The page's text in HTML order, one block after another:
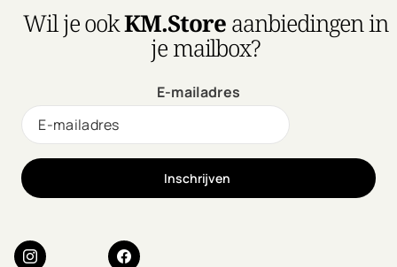
Wil je ookKM.Storeaanbiedingen in
je mailbox?
E-mailadres
Inschrijven